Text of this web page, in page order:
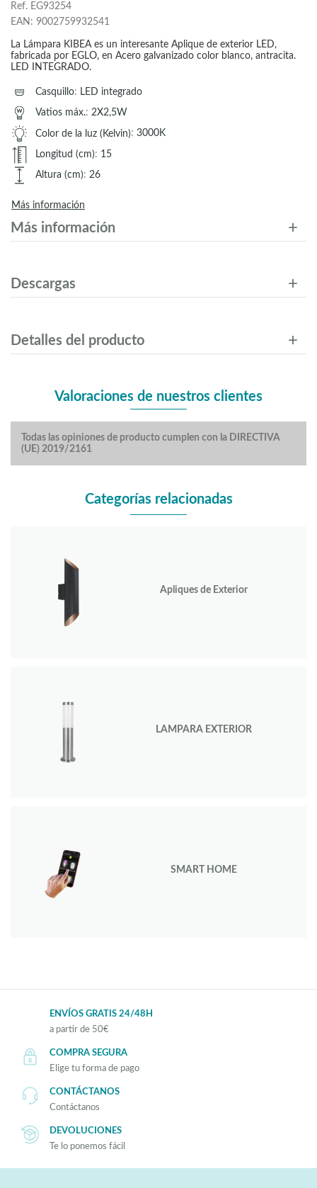
Ref. EG93254
EAN: 9002759932541
La Lámpara KIBEA es un interesante Aplique de exterior LED,
fabricada por EGLO, en Acero galvanizado color blanco, antracita.
LED INTEGRADO.
Casquillo: LED integrado
Vatios máx.: 2X2,5W
Color de la luz (Kelvin): 3000K
Longitud (cm): 15
Altura (cm): 26
Más información
Más información
Descargas
Detalles del producto
Valoraciones de nuestros clientes
Todas las opiniones de producto cumplen con la DIRECTIVA
(UE) 2019/2161
Categorías relacionadas
Apliques de Exterior
LAMPARA EXTERIOR
SMART HOME
ENVÍOS GRATIS 24/48H
a partir de 50€
COMPRA SEGURA
Elige tu forma de pago
CONTÁCTANOS
Contáctanos
DEVOLUCIONES
Te lo ponemos fácil